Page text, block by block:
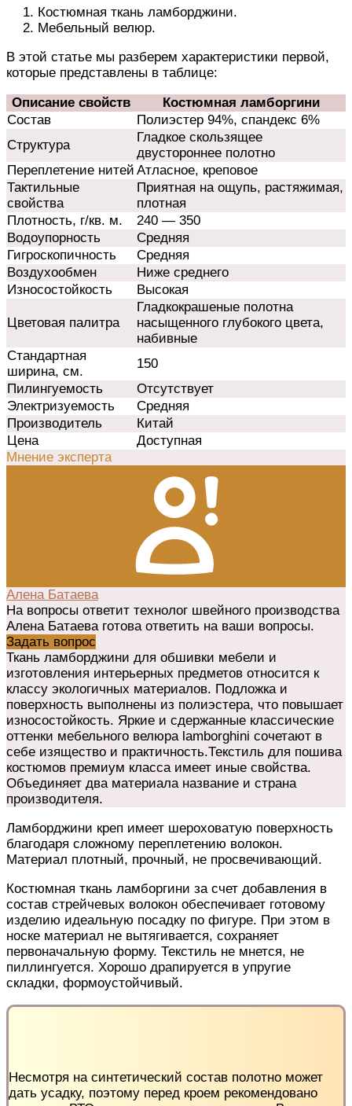
Костюмная ткань ламборджини.
Мебельный велюр.
В этой статье мы разберем характеристики первой,
которые представлены в таблице:
Описание свойств
Костюмная ламборгини
Состав
Полиэстер 94%, спандекс 6%
Структура
Гладкое скользящее
двустороннее полотно
Переплетение нитей Атласное, креповое
Тактильные
свойства
Приятная на ощупь, растяжимая,
плотная
Плотность, г/кв. м.
240 — 350
Водоупорность
Средняя
Гигроскопичность
Средняя
Воздухообмен
Ниже среднего
Износостойкость
Высокая
Цветовая палитра
Гладкокрашеные полотна
насыщенного глубокого цвета,
набивные
Стандартная
ширина, см.
150
Пилингуемость
Отсутствует
Электризуемость
Средняя
Производитель
Китай
Цена
Доступная
Мнение эксперта
Алена Батаева
На вопросы ответит технолог швейного производства
Алена Батаева готова ответить на ваши вопросы.
Задать вопрос
Ткань ламборджини для обшивки мебели и
изготовления интерьерных предметов относится к
классу экологичных материалов. Подложка и
поверхность выполнены из полиэстера, что повышает
износостойкость. Яркие и сдержанные классические
оттенки мебельного велюра lamborghini сочетают в
себе изящество и практичность.Текстиль для пошива
костюмов премиум класса имеет иные свойства.
Объединяет два материала название и страна
производителя.
Ламборджини креп имеет шероховатую поверхность
благодаря сложному переплетению волокон.
Материал плотный, прочный, не просвечивающий.
Костюмная ткань ламборгини за счет добавления в
состав стрейчевых волокон обеспечивает готовому
изделию идеальную посадку по фигуре. При этом в
носке материал не вытягивается, сохраняет
первоначальную форму. Текстиль не мнется, не
пиллингуется. Хорошо драпируется в упругие
складки, формоустойчивый.
Несмотря на синтетический состав полотно может
дать усадку, поэтому перед кроем рекомендовано